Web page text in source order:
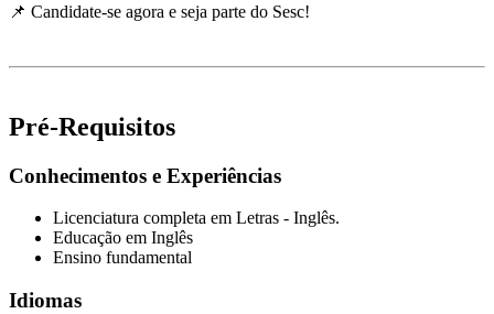
📌 Candidate-se agora e seja parte do Sesc!
Pré-Requisitos
Conhecimentos e Experiências
Licenciatura completa em Letras - Inglês.
Educação em Inglês
Ensino fundamental
Idiomas